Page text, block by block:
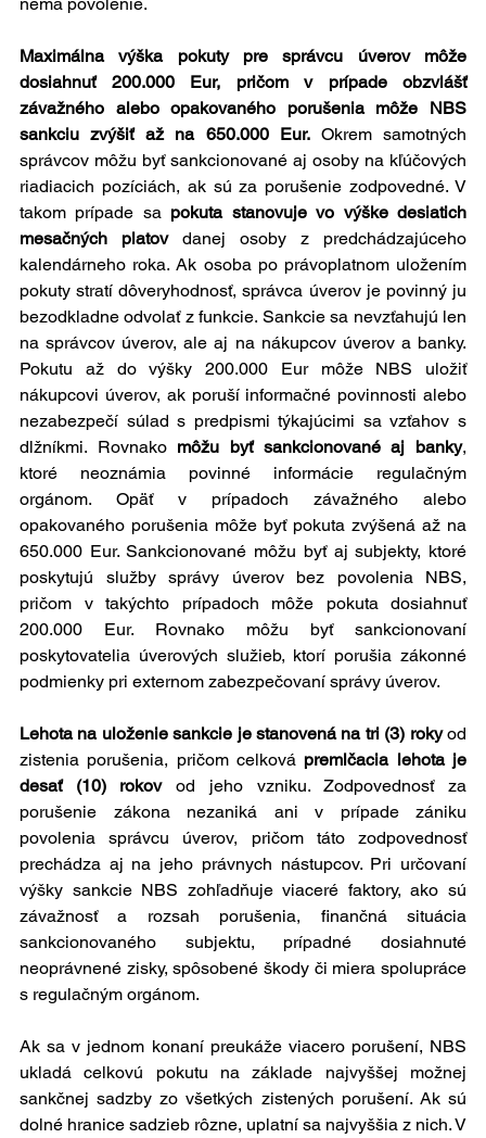
Maximálna výška pokuty pre správcu úverov môže
dosiahnuť 200.000 Eur, pričom v prípade obzvlášť
závažného alebo opakovaného porušenia môže NBS
sankciu zvýšiť až na 650.000 Eur. Okrem samotných
správcov môžu byť sankcionované aj osoby na kľúčových
riadiacich pozíciách, ak sú za porušenie zodpovedné. V
takom prípade sa pokuta stanovuje vo výške desiatich
mesačných platov danej osoby z predchádzajúceho
kalendárneho roka. Ak osoba po právoplatnom uložením
pokuty stratí dôveryhodnosť, správca úverov je povinný ju
bezodkladne odvolať z funkcie. Sankcie sa nevzťahujú len
na správcov úverov, ale aj na nákupcov úverov a banky.
Pokutu až do výšky 200.000 Eur môže NBS uložiť
nákupcovi úverov, ak poruší informačné povinnosti alebo
nezabezpečí súlad s predpismi týkajúcimi sa vzťahov s
dlžníkmi. Rovnako môžu byť sankcionované aj banky,
ktoré neoznámia povinné informácie regulačným
orgánom. Opäť v prípadoch závažného alebo
opakovaného porušenia môže byť pokuta zvýšená až na
650.000 Eur. Sankcionované môžu byť aj subjekty, ktoré
poskytujú služby správy úverov bez povolenia NBS,
pričom v takýchto prípadoch môže pokuta dosiahnuť
200.000 Eur. Rovnako môžu byť sankcionovaní
poskytovatelia úverových služieb, ktorí porušia zákonné
podmienky pri externom zabezpečovaní správy úverov.
Lehota na uloženie sankcie je stanovená na tri (3) roky od
zistenia porušenia, pričom celková premlčacia lehota je
desať (10) rokov od jeho vzniku. Zodpovednosť za
porušenie zákona nezaniká ani v prípade zániku
povolenia správcu úverov, pričom táto zodpovednosť
prechádza aj na jeho právnych nástupcov. Pri určovaní
výšky sankcie NBS zohľadňuje viaceré faktory, ako sú
závažnosť a rozsah porušenia, finančná situácia
sankcionovaného subjektu, prípadné dosiahnuté
neoprávnené zisky, spôsobené škody či miera spolupráce
s regulačným orgánom.
Ak sa v jednom konaní preukáže viacero porušení, NBS
ukladá celkovú pokutu na základe najvyššej možnej
sankčnej sadzby zo všetkých zistených porušení. Ak sú
dolné hranice sadzieb rôzne, uplatní sa najvyššia z nich. V